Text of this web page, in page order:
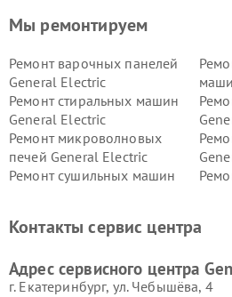
Мы ремонтируем
Ремонт варочных панелей
General Electric
Ремонт стиральных машин
General Electric
Ремонт микроволновых
печей General Electric
Ремонт сушильных машин
Electric
Контакты сервис центра
Адрес сервисного центра
г. Екатеринбург, ул. Чебышёва, 4